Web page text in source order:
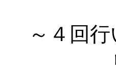
～４回行
リク